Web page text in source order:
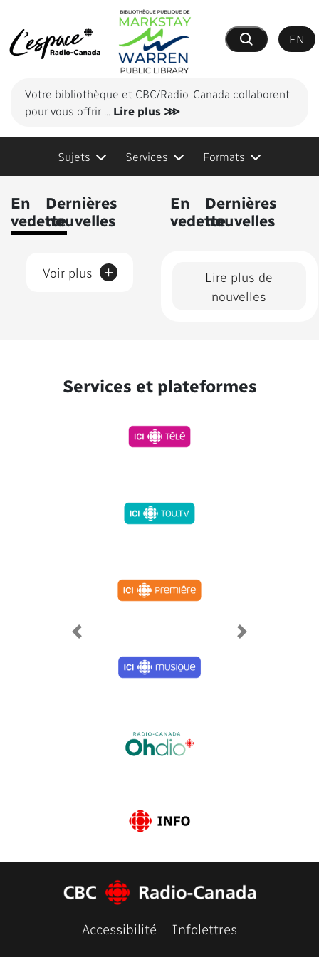
Recherche
EN
Votre bibliothèque et CBC/Radio-Canada collaborent
pour vous offrir ... Lire plus ⋙
Sujets Services Formats
En
vedette
Dernières
nouvelles
Lire plus de
nouvelles
En
vedette
Dernières
nouvelles
Voir plus +
Services et plateformes
Previous Next
Accessibilité Infolettres